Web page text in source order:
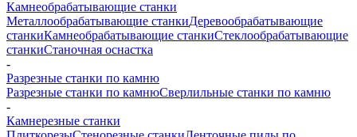
Камнеобрабатывающие станки
Металлообрабатывающие станкиДеревообрабатывающие
станкиКамнеобрабатывающие станкиСтеклообрабатывающие
станкиСтаночная оснастка
-
Разрезные станки по камню
Разрезные станки по камнюСверлильные станки по камню
-
Камнерезные станки